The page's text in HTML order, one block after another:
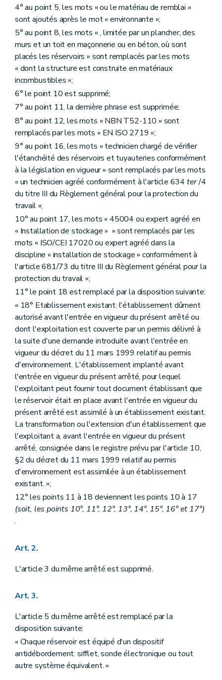
4° au point 5, les mots « ou le matériau de remblai »
sont ajoutés après le mot « environnante »;
5° au point 8, les mots « , limitée par un plancher, des
murs et un toit en maçonnerie ou en béton, où sont
placés les réservoirs » sont remplacés par les mots
« dont la structure est construite en matériaux
incombustibles »;
6° le point 10 est supprimé;
7° au point 11, la dernière phrase est supprimée;
8° au point 12, les mots « NBN T52-110 » sont
remplacés par les mots « EN ISO 2719 »;
9° au point 16, les mots « technicien chargé de vérifier
l'étanchéité des réservoirs et tuyauteries conformément
à la législation en vigueur » sont remplacés par les mots
« un technicien agréé conformément à l'article 634 ter/4
du titre III du Règlement général pour la protection du
travail »;
10° au point 17, les mots « 45004 ou expert agréé en
« Installation de stockage » » sont remplacés par les
mots « ISO/CEI 17020 ou expert agréé dans la
discipline « installation de stockage » conformément à
l'article 681/73 du titre III du Règlement général pour la
protection du travail »;
11° le point 18 est remplacé par la disposition suivante:
« 18° Etablissement existant: l'établissement dûment
autorisé avant l'entrée en vigueur du présent arrêté ou
dont l'exploitation est couverte par un permis délivré à
la suite d'une demande introduite avant l'entrée en
vigueur du décret du 11 mars 1999 relatif au permis
d'environnement. L'établissement implanté avant
l'entrée en vigueur du présent arrêté, pour lequel
l'exploitant peut fournir tout document établissant que
le réservoir était en place avant l'entrée en vigueur du
présent arrêté est assimilé à un établissement existant.
La transformation ou l'extension d'un établissement que
l'exploitant a, avant l'entrée en vigueur du présent
arrêté, consignée dans le registre prévu par l'article 10,
§2 du décret du 11 mars 1999 relatif au permis
d'environnement est assimilée à un établissement
existant. »;
12° les points 11 à 18 deviennent les points 10 à 17
(soit, les points 10°, 11°, 12°, 13°, 14°, 15°, 16° et 17°)
.
Art. 2.
L'article 3 du même arrêté est supprimé.
Art. 3.
L'article 5 du même arrêté est remplacé par la
disposition suivante:
« Chaque réservoir est équipé d'un dispositif
antidébordement: sifflet, sonde électronique ou tout
autre système équivalent. »